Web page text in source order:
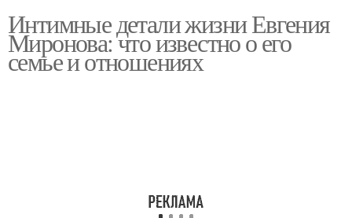
Интимные детали жизни Евгения
Миронова: что известно о его
семье и отношениях